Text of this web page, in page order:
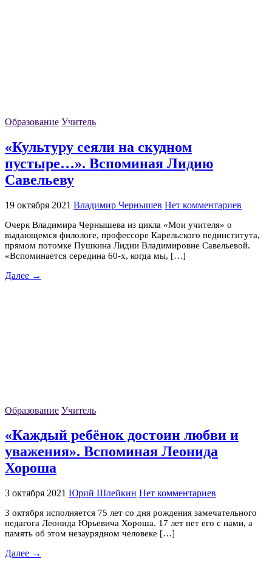
Образование Учитель
«Культуру сеяли на скудном
пустыре…». Вспоминая Лидию
Савельеву
19 октября 2021 Владимир Чернышев Нет комментариев
Очерк Владимира Чернышева из цикла «Мои учителя» о
выдающемся филологе, профессоре Карельского пединститута,
прямом потомке Пушкина Лидии Владимировне Савельевой.
«Вспоминается середина 60-х, когда мы, […]
Далее →
Образование Учитель
«Каждый ребёнок достоин любви и
уважения». Вспоминая Леонида
Хороша
3 октября 2021 Юрий Шлейкин Нет комментариев
3 октября исполняется 75 лет со дня рождения замечательного
педагога Леонида Юрьевича Хороша. 17 лет нет его с нами, а
память об этом незаурядном человеке […]
Далее →